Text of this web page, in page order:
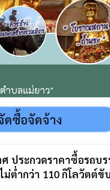
ำบลแม่ยาว"
ดซื้อจัดจ้าง
ประกวดราคาซื้อรถบ
ม่ต่ำกว่า 110 กิโลวัตต์